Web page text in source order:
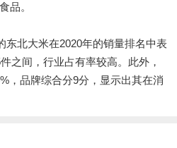
品。
东北大米在2020年的销量排名中表
之间，行业占有率较高。此外，
，品牌综合分9分，显示出其在消